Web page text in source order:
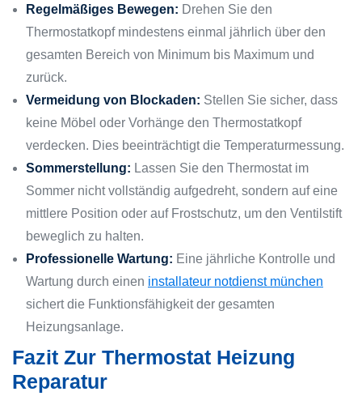
Regelmäßiges Bewegen: Drehen Sie den
Thermostatkopf mindestens einmal jährlich über den
gesamten Bereich von Minimum bis Maximum und
zurück.
Vermeidung von Blockaden: Stellen Sie sicher, dass
keine Möbel oder Vorhänge den Thermostatkopf
verdecken. Dies beeinträchtigt die Temperaturmessung.
Sommerstellung: Lassen Sie den Thermostat im
Sommer nicht vollständig aufgedreht, sondern auf eine
mittlere Position oder auf Frostschutz, um den Ventilstift
beweglich zu halten.
Professionelle Wartung: Eine jährliche Kontrolle und
Wartung durch einen installateur notdienst münchen
sichert die Funktionsfähigkeit der gesamten
Heizungsanlage.
Fazit Zur Thermostat Heizung
Reparatur